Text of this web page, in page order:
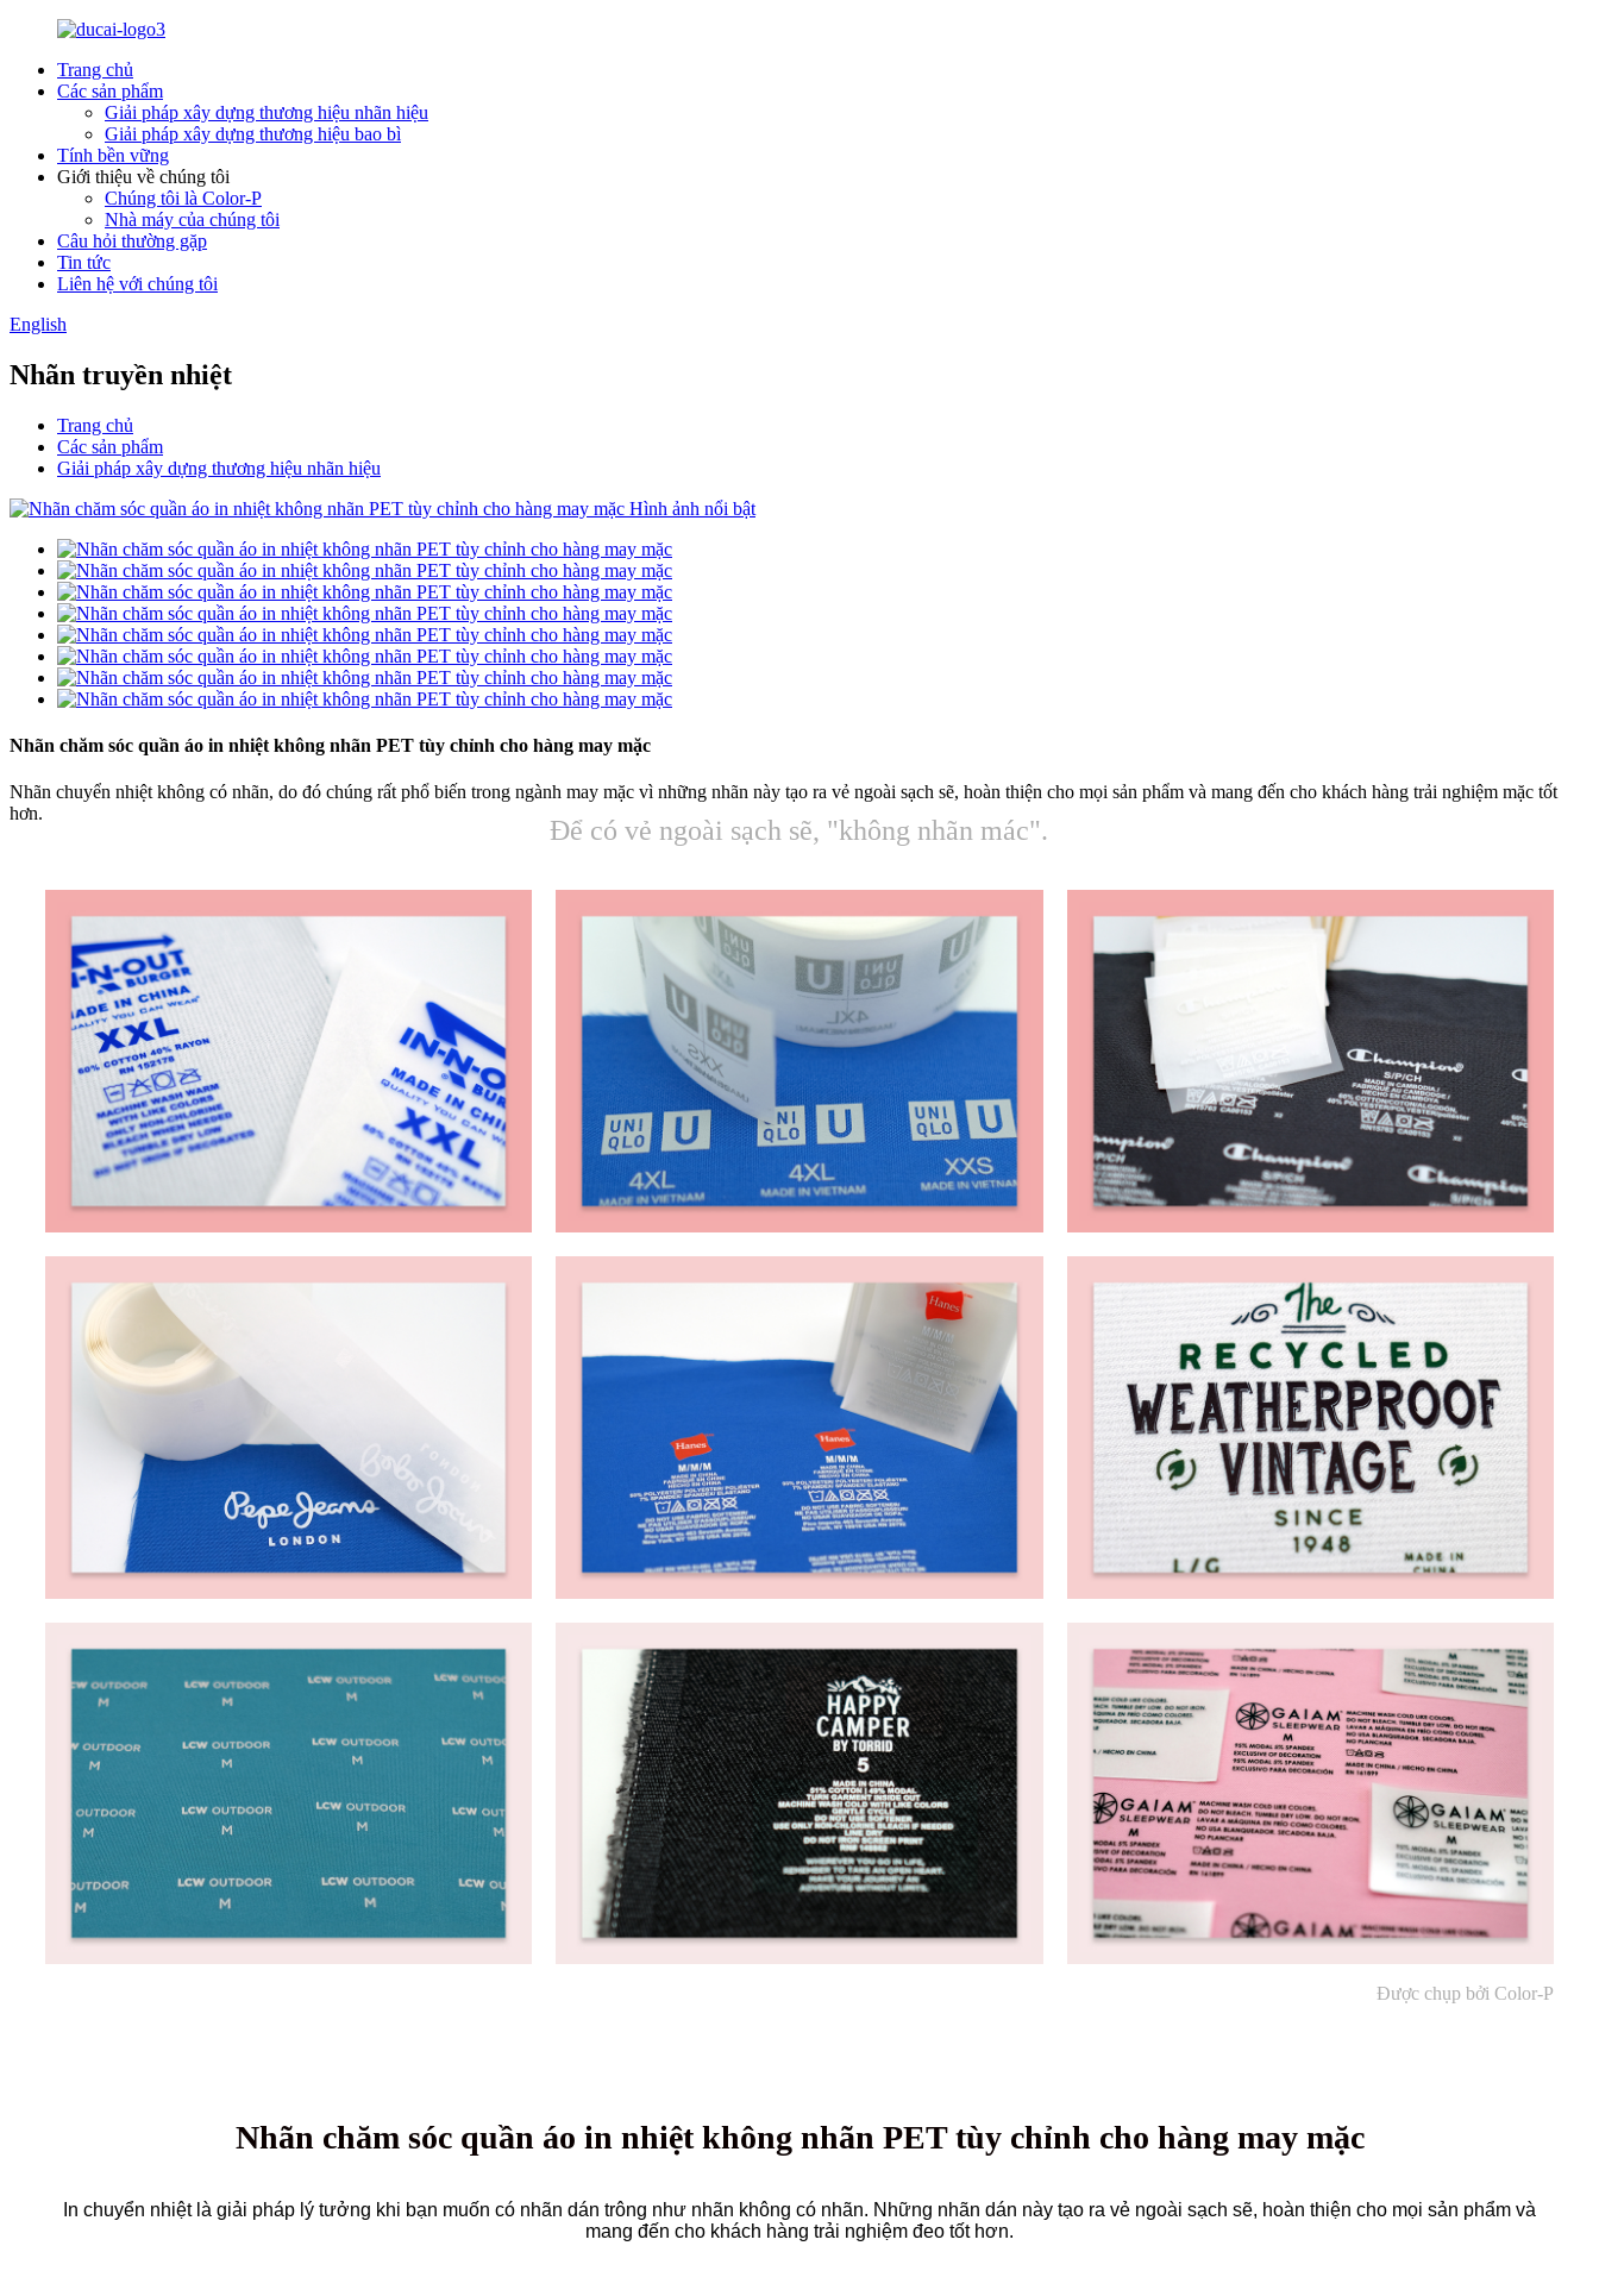
Trang chủ
Các sản phẩm
Giải pháp xây dựng thương hiệu nhãn hiệu
Giải pháp xây dựng thương hiệu bao bì
Tính bền vững
Giới thiệu về chúng tôi
Chúng tôi là Color-P
Nhà máy của chúng tôi
Câu hỏi thường gặp
Tin tức
Liên hệ với chúng tôi
English
Nhãn truyền nhiệt
Trang chủ
Các sản phẩm
Giải pháp xây dựng thương hiệu nhãn hiệu
Nhãn chăm sóc quần áo in nhiệt không nhãn PET tùy chỉnh cho hàng may mặc
Nhãn chuyển nhiệt không có nhãn, do đó chúng rất phổ biến trong ngành may mặc vì những nhãn này tạo ra vẻ ngoài sạch sẽ, hoàn thiện cho mọi sản phẩm và mang đến cho khách hàng trải nghiệm mặc tốt
hơn.
Để có vẻ ngoài sạch sẽ, "không nhãn mác".
Được chụp bởi Color-P
Nhãn chăm sóc quần áo in nhiệt không nhãn PET tùy chỉnh cho hàng may mặc
In chuyển nhiệt là giải pháp lý tưởng khi bạn muốn có nhãn dán trông như nhãn không có nhãn. Những nhãn dán này tạo ra vẻ ngoài sạch sẽ, hoàn thiện cho mọi sản phẩm và
mang đến cho khách hàng trải nghiệm đeo tốt hơn.